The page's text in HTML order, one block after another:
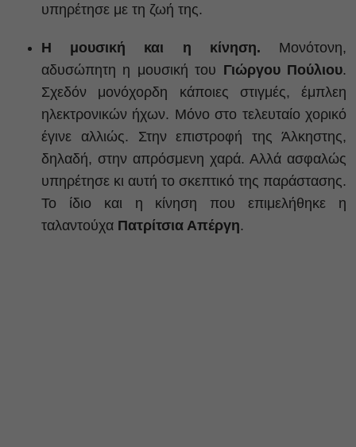
υπηρέτησε με τη ζωή της.
Η μουσική και η κίνηση. Μονότονη,
αδυσώπητη η μουσική του Γιώργου Πούλιου.
Σχεδόν μονόχορδη κάποιες στιγμές, έμπλεη
ηλεκτρονικών ήχων. Μόνο στο τελευταίο χορικό
έγινε αλλιώς. Στην επιστροφή της Άλκηστης,
δηλαδή, στην απρόσμενη χαρά. Αλλά ασφαλώς
υπηρέτησε κι αυτή το σκεπτικό της παράστασης.
Το ίδιο και η κίνηση που επιμελήθηκε η
ταλαντούχα Πατρίτσια Απέργη.